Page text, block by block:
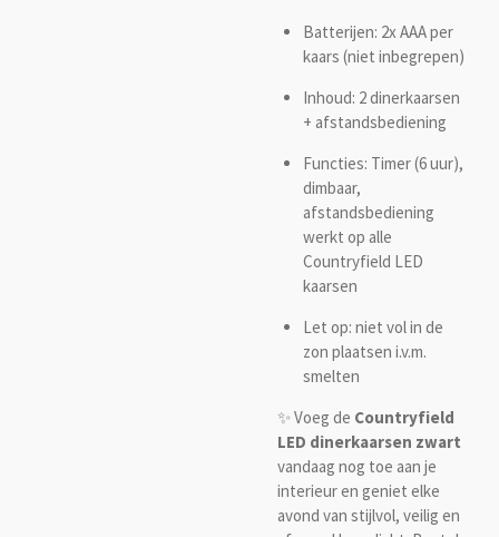
Batterijen: 2x AAA per
kaars (niet inbegrepen)
Inhoud: 2 dinerkaarsen
+ afstandsbediening
Functies: Timer (6 uur),
dimbaar,
afstandsbediening
werkt op alle
Countryfield LED
kaarsen
Let op: niet vol in de
zon plaatsen i.v.m.
smelten
✨ Voeg de Countryfield
LED dinerkaarsen zwart
vandaag nog toe aan je
interieur en geniet elke
avond van stijlvol, veilig en